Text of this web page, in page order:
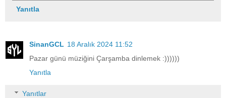
Yanıtla
SinanGCL 18 Aralık 2024 11:52
Pazar günü müziğini Çarşamba dinlemek :))))))
Yanıtla
Yanıtlar